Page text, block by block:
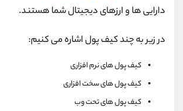
دارایی ها و ارزهای دیجیتال شما هستند.
در زیر به چند کیف پول اشاره می کنیم:
کیف پول های نرم افزاری
کیف پول های سخت افزاری
کیف پول های تحت وب